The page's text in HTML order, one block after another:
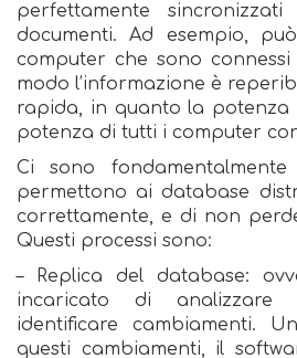
perfettamente
documenti. Ad esempio,
computer che sono
modo l’informazione è
rapida, in quanto la potenza
potenza di tutti i computer
Ci sono
permettono ai database
correttamente, e di non
Questi processi sono:
– Replica del database:
incaricato di
identificare cambiamenti.
questi cambiamenti, il